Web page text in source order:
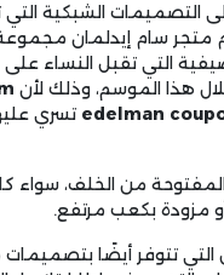
التصميمات الشبكية التي
متجر سام إيدلمان
التي تقبل النساء على
هذا الموسم، وذلك لأن
edelman تسري
المفتوحة من الخلف، سواء
مزودة بكعب مرتفع.
التي تتوفر أيضًا